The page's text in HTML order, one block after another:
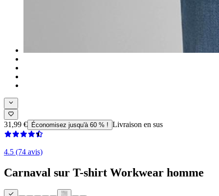
31,99 € Économisez jusqu'à 60 % ! Livraison en sus
4.5 (74 avis)
Carnaval sur T-shirt Workwear homme